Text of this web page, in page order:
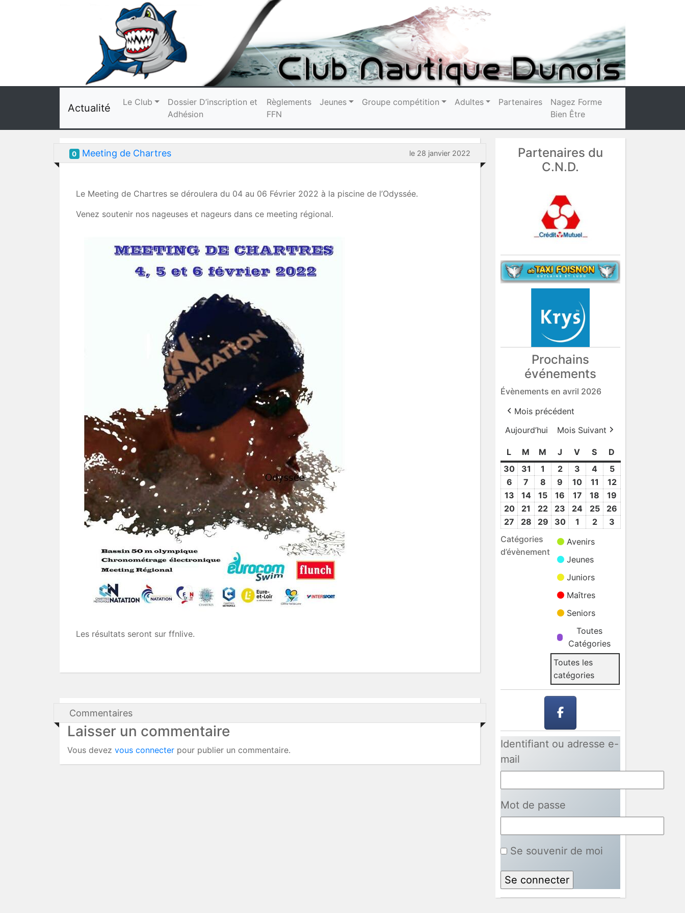
Actualité Le Club
Dossier D’inscription et
Adhésion
Règlements
FFN
Jeunes Groupe compétition Adultes Partenaires
Nagez Forme
Bien Être
0 Meeting de Chartres le 28 janvier 2022
Le Meeting de Chartres se déroulera du 04 au 06 Février 2022 à la piscine de l’Odyssée.
Venez soutenir nos nageuses et nageurs dans ce meeting régional.
Les résultats seront sur ffnlive.
Commentaires
Laisser un commentaire
Vous devez vous connecter pour publier un commentaire.
Partenaires du
C.N.D.
Prochains
événements
Évènements en avril 2026
Mois précédent
Aujourd’hui
Mois Suivant
L lundi
M mardi
M mercredi
J jeudi
V vendredi
S samedi
D
30 30
Mar
2026
31
Mar
2026
1
Avr
2026
22
Avr
2026
3
Avr
2026
4
Avr
2026
55
Avr
2026
6
Avr
2026
7
Avr
2026
8
Avr
2026
9
Avr
2026
10 10
Avr
2026
11
Avr
2026
1212
2026
13 13
Avr
2026
1414
Avr
2026
15 15
Avr
2026
16 16
Avr
2026
17 17
Avr
2026
18 18
Avr
2026
19
2020
Avr
2026
21 21
Avr
2026
22 22
Avr
23 23
Avr
24 24
Avr
2525
Avr
26
27 27
Avr
2026
28 28
Avr
2026
29 29
2026
3030
2026
1
2026
22
3
Catégories
d’évènement
Avenirs
Jeunes
Juniors
Maîtres
Seniors
Toutes
Catégories
Toutes les
catégories
Identifiant ou adresse e-
mail
Mot de passe
Se souvenir de moi